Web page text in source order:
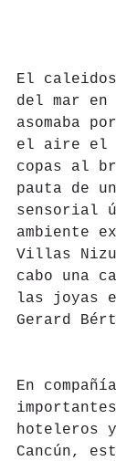
El
del mar en
asomaba
el aire el
copas al
pauta de
sensorial
ambiente
Villas
cabo una
las joyas
Gerard
En
hoteleros
Cancún,